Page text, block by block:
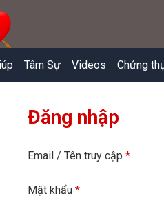
Tâm Sự Videos Chứng
Đăng nhập
Email / Tên truy cập *
Mật khẩu *